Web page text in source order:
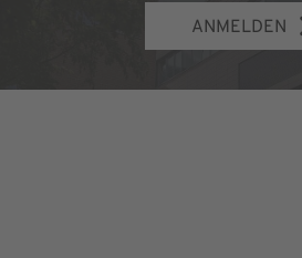
ANMELDEN